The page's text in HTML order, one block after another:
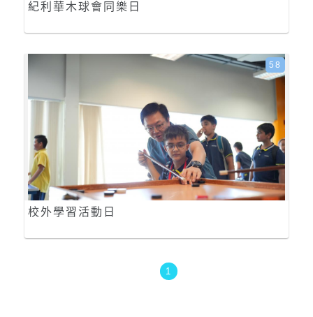
紀利華木球會同樂日
校外學習活動日
58
1